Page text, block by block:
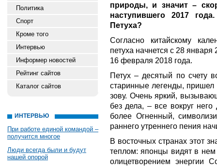
Политика
Спорт
Кроме того
Интервью
Информер новостей
Рейтинг сайтов
Каталог сайтов
ИНТЕРВЬЮ
При работе единой командой –
получится многое
Люди всегда были и будут
нашей опорой
природы, и значит –
наступившего 2017
Петуха?
Согласно китайскому
петуха начнется с 28 января
16 февраля 2018 года.
Петух – десятый по счету
старинные легенды,
зову. Очень яркий,
без дела, – все вокруг
более Огненный,
раннего утреннего пения
В восточных странах этот
теплом: японцы видят в
олицетворением энергии